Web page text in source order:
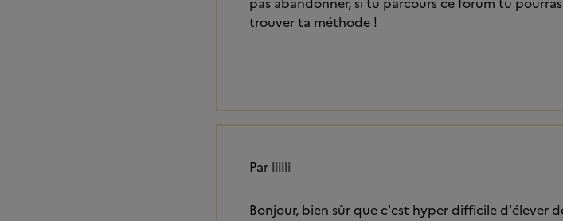
trouver ta méthode !
Par llilli
Bonjour, bien sûr que c'est hyper difficile d'élever